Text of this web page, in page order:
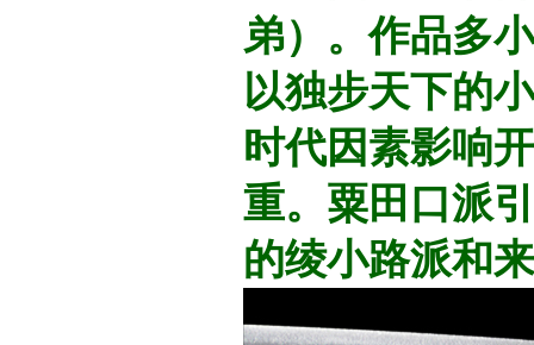
弟）。作品多
以独步天下的
时代因素影响
重。粟田口派
的绫小路派和